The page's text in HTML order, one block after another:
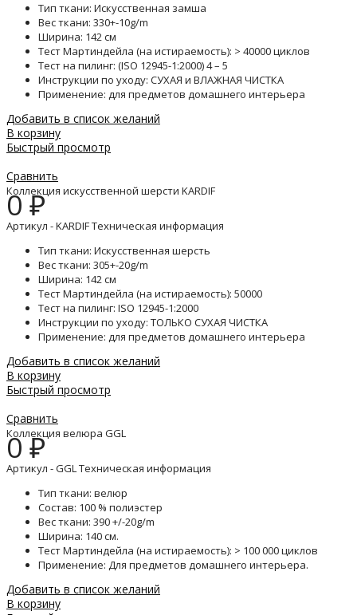
Тип ткани: Искусственная замша
Вес ткани: 330+-10g/m
Ширина: 142 см
Тест Мартиндейла (на истираемость): > 40000 циклов
Тест на пилинг: (ISO 12945-1:2000) 4 – 5
Инструкции по уходу: СУХАЯ и ВЛАЖНАЯ ЧИСТКА
Применение: для предметов домашнего интерьера
Добавить в список желаний
В корзину
Быстрый просмотр
Сравнить
Коллекция искусственной шерсти KARDIF
0₽
Артикул - KARDIF Техническая информация
Тип ткани: Искусственная шерсть
Вес ткани: 305+-20g/m
Ширина: 142 см
Тест Мартиндейла (на истираемость): 50000
Тест на пилинг: ISO 12945-1:2000
Инструкции по уходу: ТОЛЬКО СУХАЯ ЧИСТКА
Применение: для предметов домашнего интерьера
Добавить в список желаний
В корзину
Быстрый просмотр
Сравнить
Коллекция велюра GGL
0₽
Артикул - GGL Техническая информация
Тип ткани: велюр
Состав: 100 % полиэстер
Вес ткани: 390 +/-20g/m
Ширина: 140 см.
Тест Мартиндейла (на истираемость): > 100 000 циклов
Применение: Для предметов домашнего интерьера.
Добавить в список желаний
В корзину